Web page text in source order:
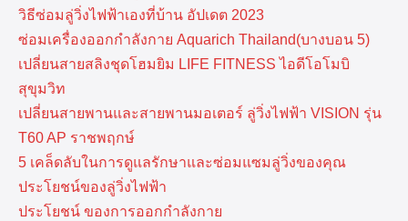
วิธีซ่อมลู่วิ่งไฟฟ้าเองที่บ้าน อัปเดต 2023
ซ่อมเครื่องออกกำลังกาย Aquarich Thailand(บางบอน 5)
เปลี่ยนสายสลิงชุดโฮมยิม LIFE FITNESS ไอดีโอโมบิ
สุขุมวิท
เปลี่ยนสายพานและสายพานมอเตอร์ ลู่วิ่งไฟฟ้า VISION รุ่น
T60 AP ราชพฤกษ์
5 เคล็ดลับในการดูแลรักษาและซ่อมแซมลู่วิ่งของคุณ
ประโยชน์ของลู่วิ่งไฟฟ้า
ประโยชน์ ของการออกกำลังกาย